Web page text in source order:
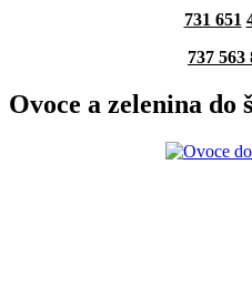
731 651
737 563
Ovoce a zelenina do